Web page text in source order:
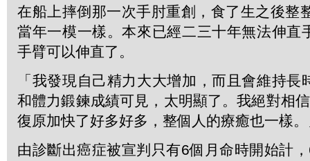
在船上摔倒那一次手肘重創，食了生之後整
當年一模一樣。本來已經二三十年無法伸直
手臂可以伸直了。
「我發現自己精力大大增加，而且會維持長
和體力鍛鍊成績可見，太明顯了。我絕對相
復原加快了好多好多，整個人的療癒也一樣
由診斷出癌症被宣判只有6個月命時開始計